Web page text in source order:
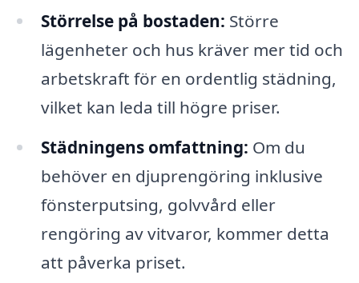
Störrelse på bostaden: Större
lägenheter och hus kräver mer tid och
arbetskraft för en ordentlig städning,
vilket kan leda till högre priser.
Städningens omfattning: Om du
behöver en djuprengöring inklusive
fönsterputsing, golvvård eller
rengöring av vitvaror, kommer detta
att påverka priset.